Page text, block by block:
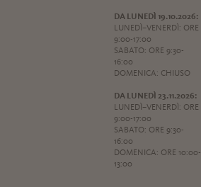
DA LUNEDÌ 19.10.2026:
LUNEDÌ–VENERDÌ: ORE
9:00-17:00
SABATO: ORE 9:30-
16:00
DOMENICA: CHIUSO
DA LUNEDÌ 23.11.2026:
LUNEDÌ–VENERDÌ: ORE
9:00-17:00
SABATO: ORE 9:30-
16:00
DOMENICA: ORE 10:00-
13:00